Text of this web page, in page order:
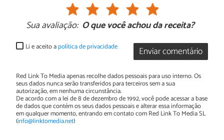
Sua avaliação: O que você achou da receita?
Enviar comentário
Li e aceito apolítica de privacidade
Red Link To Media apenas recolhe dados pessoais para uso interno. Os
seus dados nunca serão transferidos para terceiros sem a sua
autorização, em nenhuma circunstância.
De acordo com a lei de 8 de dezembro de 1992, você pode acessar a base
de dados que contém os seus dados pessoais e alterar essa informação
em qualquer momento, entrando em contato com Red Link To Media SL
(info@linktomedia.net)